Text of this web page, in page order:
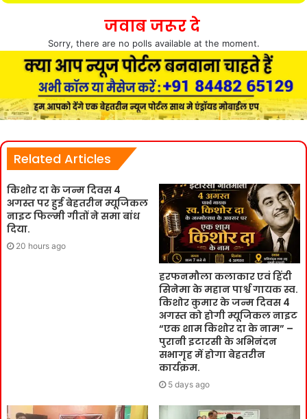
जवाब जरूर दे
Sorry, there are no polls available at the moment.
Related Articles
किशोर दा के जन्म दिवस 4
अगस्त पर हुई बेहतरीन म्यूजिकल
नाइट फिल्मी गीतों ने समा बांध
दिया.
20 hours ago
हरफनमौला कलाकार एवं हिंदी
सिनेमा के महान पार्श्व गायक स्व.
किशोर कुमार के जन्म दिवस 4
अगस्त को होगी म्यूजिकल नाइट
“एक शाम किशोर दा के नाम” –
पुरानी इटारसी के अभिनंदन
सभागृह में होगा बेहतरीन
कार्यक्रम.
5 days ago